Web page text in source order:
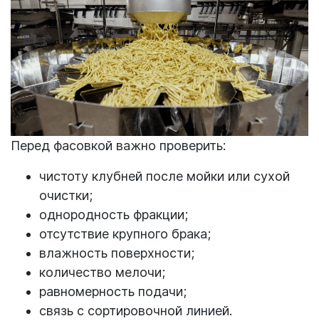
Перед фасовкой важно проверить:
чистоту клубней после мойки или сухой
очистки;
однородность фракции;
отсутствие крупного брака;
влажность поверхности;
количество мелочи;
равномерность подачи;
связь с сортировочной линией.